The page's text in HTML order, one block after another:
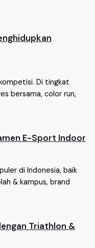
Di tingkat
bersama, color run,
E-Sport Indoor
di Indonesia, baik
& kampus, brand
Triathlon &